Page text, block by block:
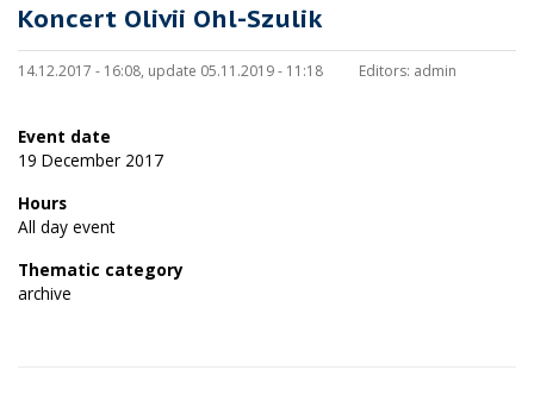
Koncert Olivii Ohl-Szulik
14.12.2017 - 16:08, update 05.11.2019 - 11:18 Editors: admin
Event date
19 December 2017
Hours
All day event
Thematic category
archive